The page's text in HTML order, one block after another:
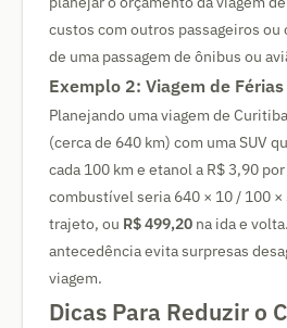
custos com outros passageiros ou
de uma passagem de ônibus ou
Exemplo 2: Viagem de
Planejando uma viagem de
(cerca de 640 km) com uma SUV
cada 100 km e etanol a R$ 3,90
combustível seria 640 × 10 / 100 ×
trajeto, ou R$ 499,20 na ida e
antecedência evita surpresas
viagem.
Dicas Para Reduzir o